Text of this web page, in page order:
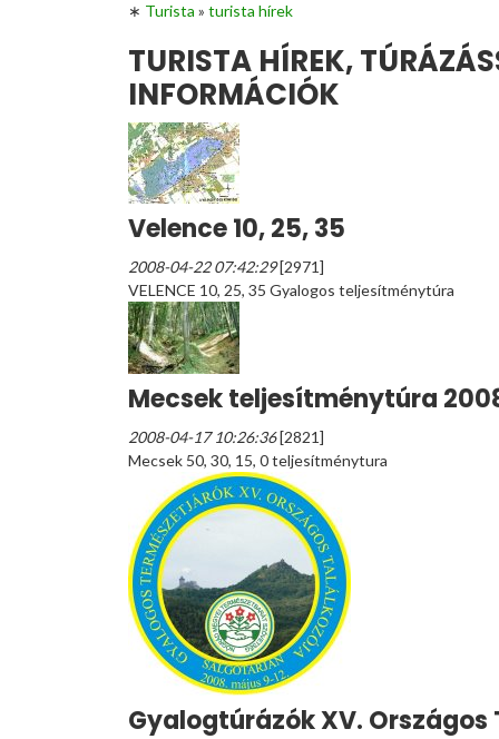
∗ Turista » turista hírek
TURISTA HÍREK,
INFORMÁCIÓK
Velence 10, 25, 35
2008-04-22 07:42:29[2971]
VELENCE 10, 25, 35 Gyalogos teljesítménytúra
Mecsek teljesítménytúra
2008-04-17 10:26:36[2821]
Mecsek 50, 30, 15, 0 teljesítménytura
Gyalogtúrázók XV. Országos